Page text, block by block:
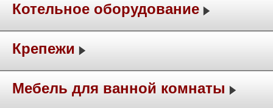
Котельное оборудование
Крепежи
Мебель для ванной комнаты